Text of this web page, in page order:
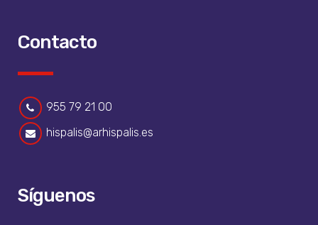
Contacto
955 79 21 00
hispalis@arhispalis.es
Síguenos